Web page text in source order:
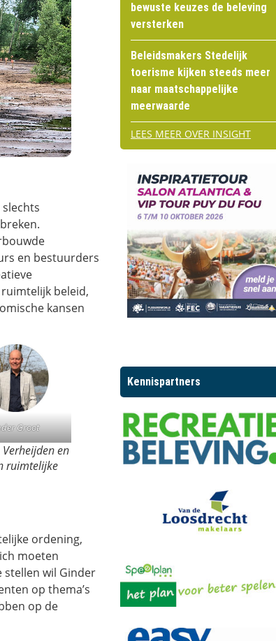
en bestuurders
beleid,
kansen
Groot
en
ruimtelijke
ordening,
moeten
wil Ginder
op thema’s
op de
bewuste keuzes de beleving
versterken
Beleidsmakers Stedelijk
toerisme kijken steeds meer
naar maatschappelijke
meerwaarde
LEES MEER OVER INSIGHT
Kennispartners